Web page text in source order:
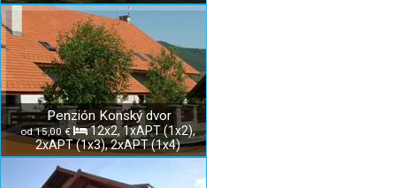
Penzión Konský dvor
od 15,00 €
12x2, 1xAPT (1x2),
2xAPT (1x3), 2xAPT (1x4)